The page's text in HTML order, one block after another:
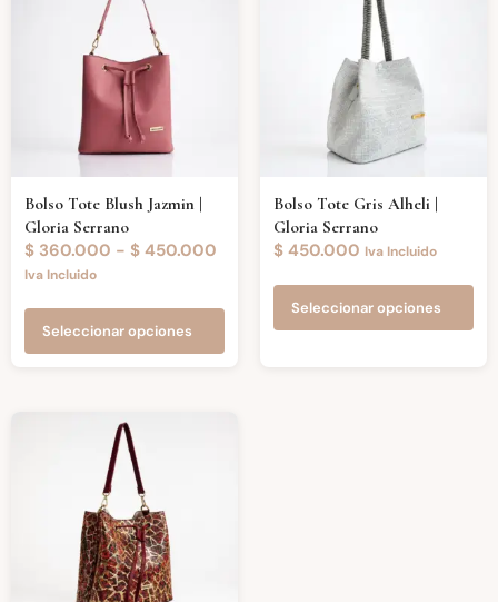
Bolso Tote Blush Jazmin |
Gloria Serrano
$ 360.000 - $ 450.000
Iva Incluido
Seleccionar opciones
Bolso Tote Gris Alheli |
Gloria Serrano
$ 450.000 Iva Incluido
Seleccionar opciones